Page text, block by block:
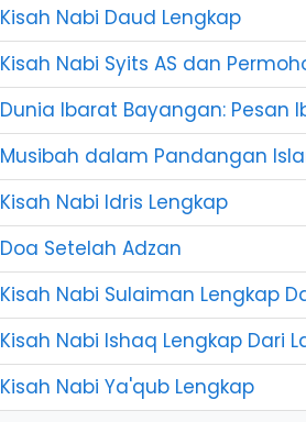
Kisah Nabi Daud Lengkap
Kisah Nabi Syits AS dan
Dunia Ibarat Bayangan: Pesan
Musibah dalam Pandangan
Kisah Nabi Idris Lengkap
Doa Setelah Adzan
Kisah Nabi Sulaiman Lengkap
Kisah Nabi Ishaq Lengkap Dari
Kisah Nabi Ya'qub Lengkap